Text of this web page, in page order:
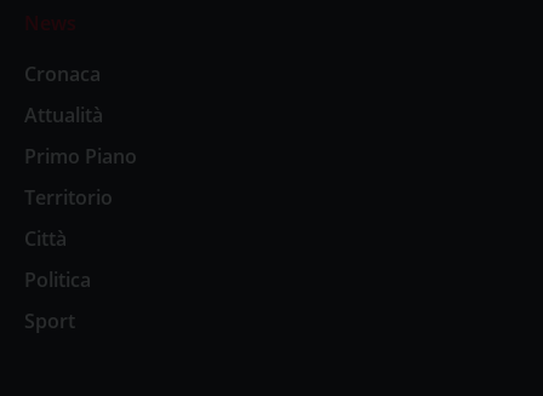
News
Cronaca
Attualità
Primo Piano
Territorio
Città
Politica
Sport